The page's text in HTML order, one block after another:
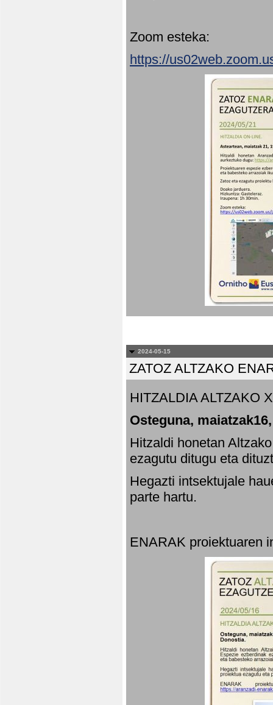
Zoom esteka:
https://
2024-05-15
ZATOZ ALTZAKO
HITZALDIA ALTZAKO
Osteguna,
Hitzaldi honetan
ezagutu ditugu eta
Hegazti intsektujale
parte hartu.
ENARAK proiektuaren